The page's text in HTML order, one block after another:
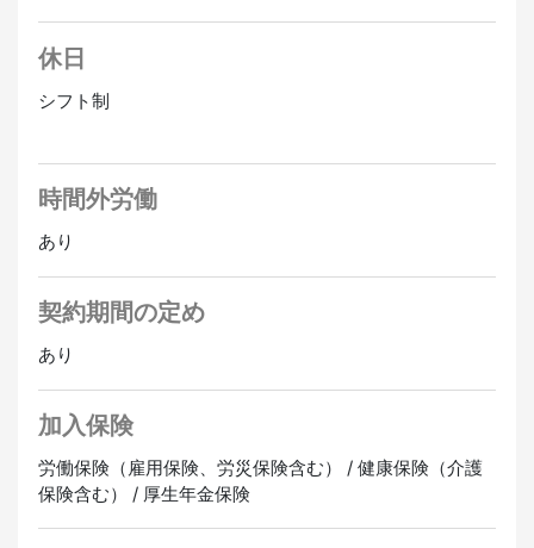
休日
シフト制
時間外労働
あり
契約期間の定め
あり
加入保険
労働保険（雇用保険、労災保険含む） / 健康保険（介護
保険含む） / 厚生年金保険